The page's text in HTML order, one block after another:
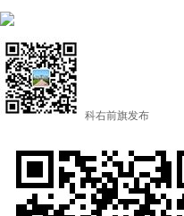
科右前旗发布